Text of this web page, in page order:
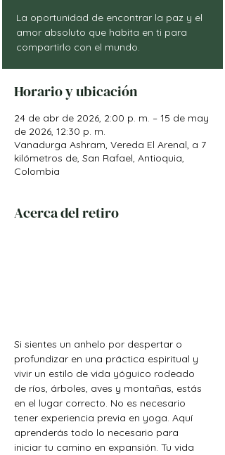
La oportunidad de encontrar la paz y el
amor absoluto que habita en ti para
Horario y ubicación
24 de abr de 2026, 2:00 p. m. – 15 de may
de 2026, 12:30 p. m.
Vanadurga Ashram, Vereda El Arenal, a 7
kilómetros de, San Rafael, Antioquia,
Colombia
Acerca del retiro
Si sientes un anhelo por despertar o
profundizar en una práctica espiritual y
vivir un estilo de vida yóguico rodeado
de ríos, árboles, aves y montañas, estás
en el lugar correcto. No es necesario
tener experiencia previa en yoga. Aquí
aprenderás todo lo necesario para
iniciar tu camino en expansión. Tu vida